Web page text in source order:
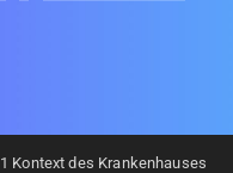
1 Kontext des Krankenhauses